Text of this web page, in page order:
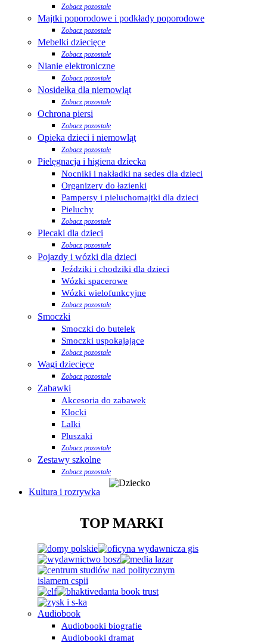
Zobacz pozostałe
Majtki poporodowe i podkłady poporodowe
Zobacz pozostałe
Mebelki dziecięce
Zobacz pozostałe
Nianie elektroniczne
Zobacz pozostałe
Nosidełka dla niemowląt
Zobacz pozostałe
Ochrona piersi
Zobacz pozostałe
Opieka dzieci i niemowląt
Zobacz pozostałe
Pielęgnacja i higiena dziecka
Nocniki i nakładki na sedes dla dzieci
Organizery do łazienki
Pampersy i pieluchomajtki dla dzieci
Pieluchy
Zobacz pozostałe
Plecaki dla dzieci
Zobacz pozostałe
Pojazdy i wózki dla dzieci
Jeździki i chodziki dla dzieci
Wózki spacerowe
Wózki wielofunkcyjne
Zobacz pozostałe
Smoczki
Smoczki do butelek
Smoczki uspokajające
Zobacz pozostałe
Wagi dziecięce
Zobacz pozostałe
Zabawki
Akcesoria do zabawek
Klocki
Lalki
Pluszaki
Zobacz pozostałe
Zestawy szkolne
Zobacz pozostałe
Kultura i rozrywka
TOP MARKI
Audiobook
Audiobooki biografie
Audiobooki dramat